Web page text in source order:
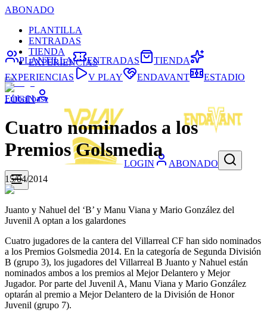
ABONADO
PLANTILLA
ENTRADAS
TIENDA
EXPERIENCIAS
LOGIN
LOGIN ABONADO
PLANTILLA ENTRADAS
TIENDA
EXPERIENCIAS
V PLAY ENDAVANT ESTADIO
Fútbol base
Cuatro nominados a los
Premios Golsmedia
15/04/2014
Juanto y Nahuel del ‘B’ y Manu Viana y Mario González del
Juvenil A optan a los galardones
Cuatro jugadores de la cantera del Villarreal CF han sido nominados
a los Premios Golsmedia 2014. En la categoría de Segunda División
B (grupo 3), los jugadores del Villarreal B Juanto y Nahuel están
nominados ambos a los premios al Mejor Delantero y Mejor
Jugador. Por parte del Juvenil A, Manu Viana y Mario González
optarán al premio a Mejor Delantero de la División de Honor
Juvenil (grupo 7).